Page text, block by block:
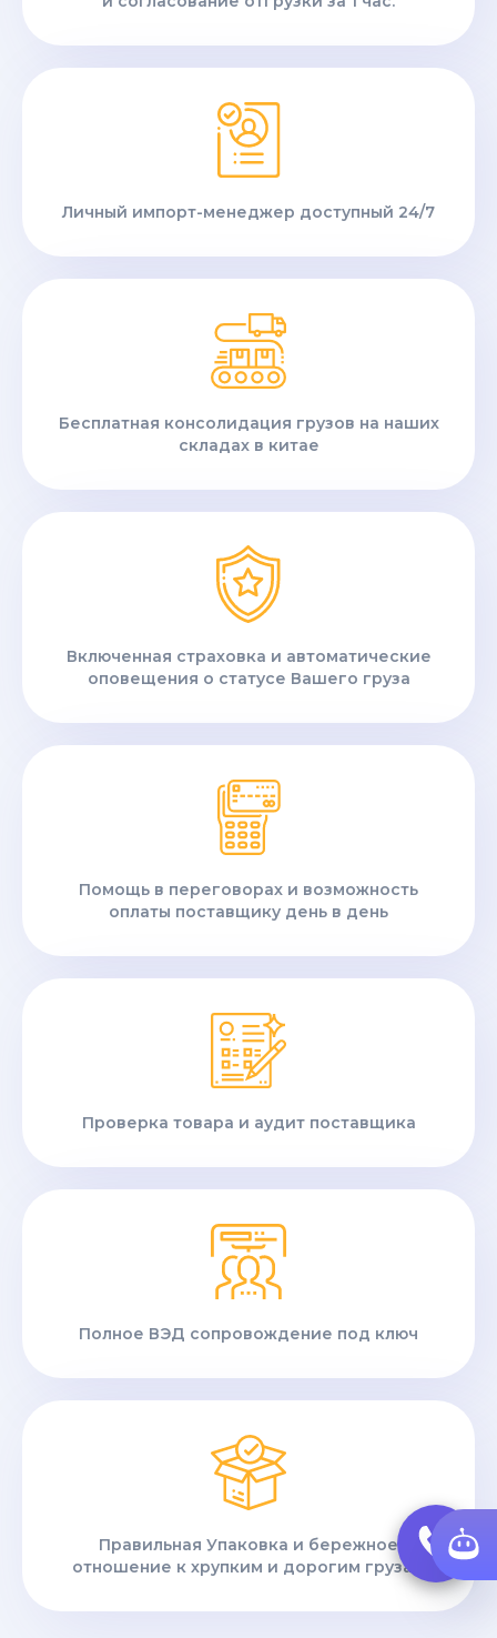
Личный импорт-менеджер доступный 24/7
Бесплатная консолидация грузов на наших
складах в китае
Включенная страховка и автоматические
оповещения о статусе Вашего груза
Помощь в переговорах и возможность
оплаты поставщику день в день
Проверка товара и аудит поставщика
Полное ВЭД сопровождение под ключ
Правильная Упаковка и бережное
отношение к хрупким и дорогим грузам